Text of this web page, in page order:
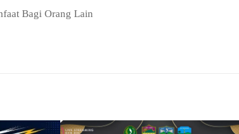
Bagi Orang Lain